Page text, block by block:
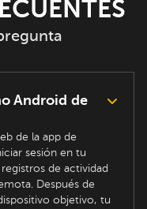
Android de
de la app de
sesión en tu
de actividad
Después de
objetivo, tu